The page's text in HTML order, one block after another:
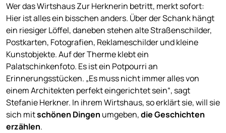
Wer das Wirtshaus Zur Herknerin betritt, merkt sofort:
Hier ist alles ein bisschen anders. Über der Schank hängt
ein riesiger Löffel, daneben stehen alte Straßenschilder,
Postkarten, Fotografien, Reklameschilder und kleine
Kunstobjekte. Auf der Therme klebt ein
Palatschinkenfoto. Es ist ein Potpourri an
Erinnerungsstücken. „Es muss nicht immer alles von
einem Architekten perfekt eingerichtet sein“, sagt
Stefanie Herkner. In ihrem Wirtshaus, so erklärt sie, will sie
sich mitschönen Dingen umgeben,die Geschichten
erzählen.